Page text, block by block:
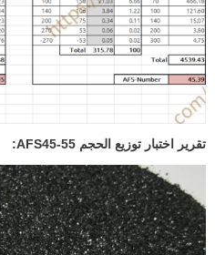
تقرير اختبار توزيع الحجم AFS45-55: